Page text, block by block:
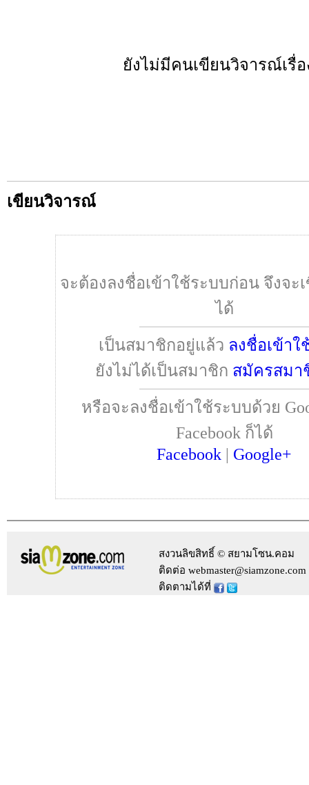
ยังไม่มีคนเขียนวิจารณ์เรื่
เขียนวิจารณ์
จะต้องลงชื่อเข้าใช้ระบบก่อน จึงจะ
ได้
เป็นสมาชิกอยู่แล้ว ลงชื่อเข้าใ
ยังไม่ได้เป็นสมาชิก สมัครสมา
หรือจะลงชื่อเข้าใช้ระบบด้วย
Facebook ก็ได้
Facebook | Google+
สงวนลิขสิทธิ์ © สยามโซน.คอม
ติดต่อ webmaster@siamzone.com
ติดตามได้ที่